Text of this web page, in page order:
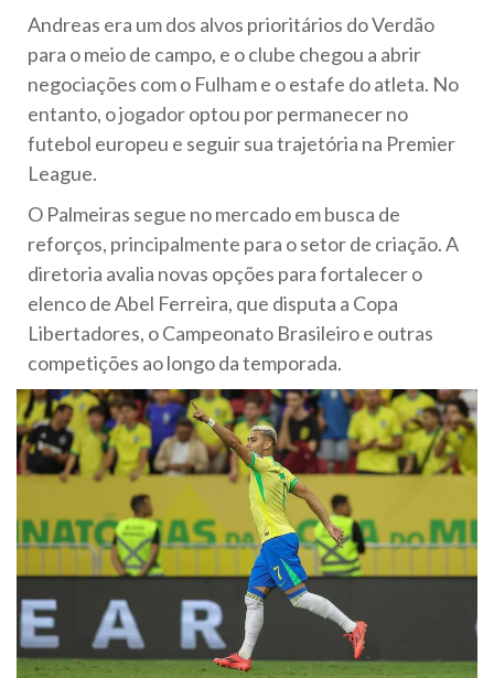
Andreas era um dos alvos prioritários do Verdão
para o meio de campo, e o clube chegou a abrir
negociações com o Fulham e o estafe do atleta. No
entanto, o jogador optou por permanecer no
futebol europeu e seguir sua trajetória na Premier
League.
O Palmeiras segue no mercado em busca de
reforços, principalmente para o setor de criação. A
diretoria avalia novas opções para fortalecer o
elenco de Abel Ferreira, que disputa a Copa
Libertadores, o Campeonato Brasileiro e outras
competições ao longo da temporada.